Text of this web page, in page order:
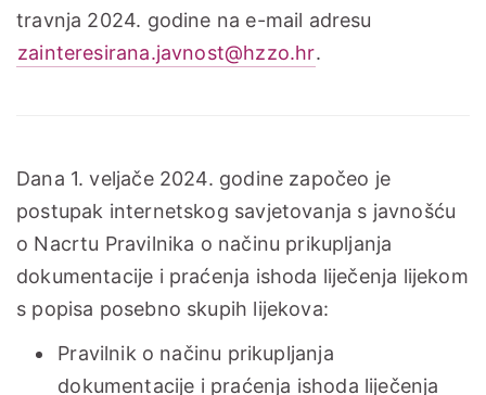
travnja 2024. godine na e-mail adresu
zainteresirana.javnost@hzzo.hr.
Dana 1. veljače 2024. godine započeo je
postupak internetskog savjetovanja s javnošću
o Nacrtu Pravilnika o načinu prikupljanja
dokumentacije i praćenja ishoda liječenja lijekom
s popisa posebno skupih lijekova:
Pravilnik o načinu prikupljanja
dokumentacije i praćenja ishoda liječenja